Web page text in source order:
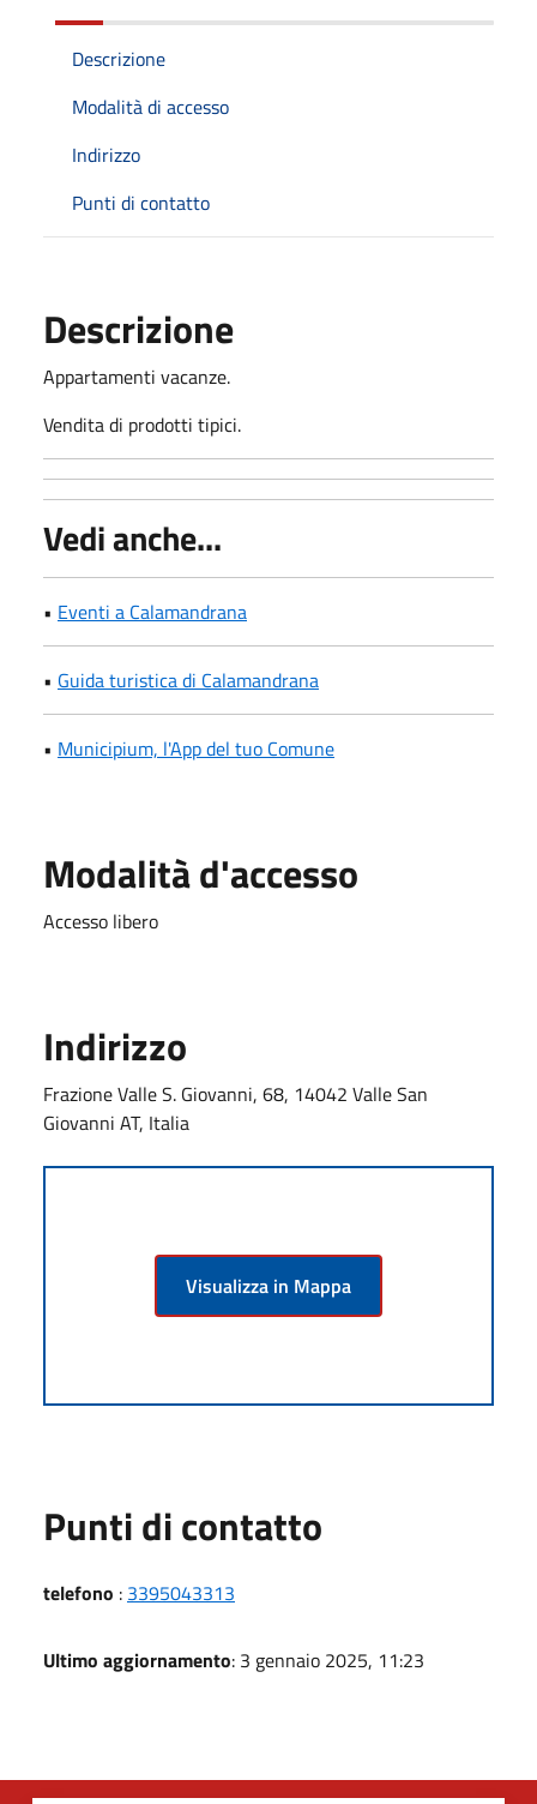
Descrizione
Modalità di accesso
Indirizzo
Punti di contatto
Descrizione
Appartamenti vacanze.
Vendita di prodotti tipici.
Vedi anche...
• Eventi a Calamandrana
• Guida turistica di Calamandrana
• Municipium, l'App del tuo Comune
Modalità d'accesso
Accesso libero
Indirizzo
Frazione Valle S. Giovanni, 68, 14042 Valle San
Giovanni AT, Italia
Visualizza in Mappa
Punti di contatto
telefono : 3395043313
Ultimo aggiornamento: 3 gennaio 2025, 11:23